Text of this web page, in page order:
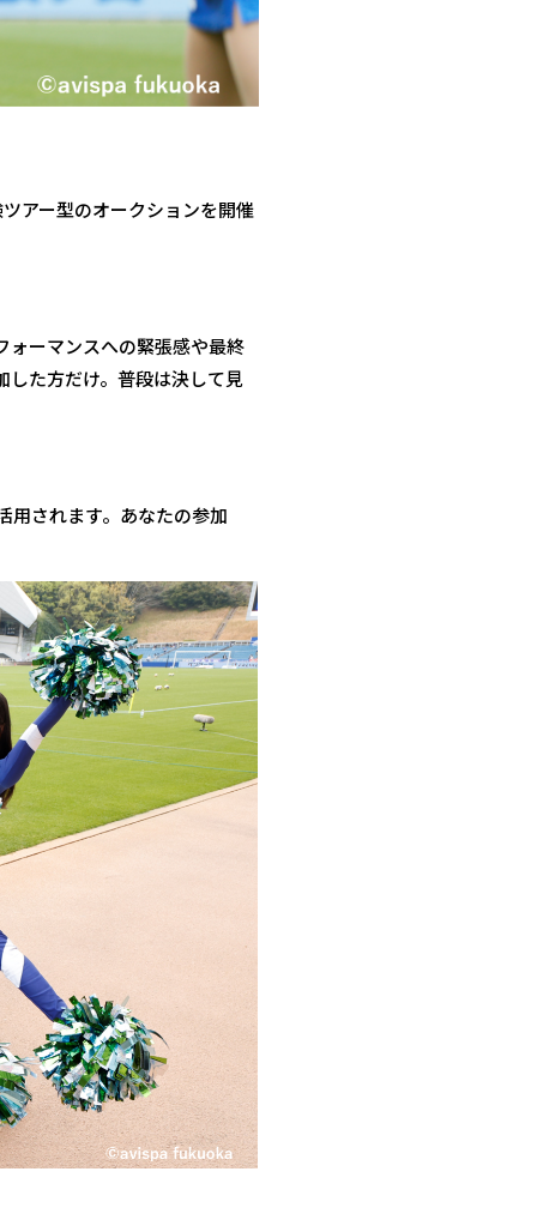
アー型のオークションを開催
ォーマンスへの緊張感や最終
した方だけ。普段は決して見
用されます。あなたの参加